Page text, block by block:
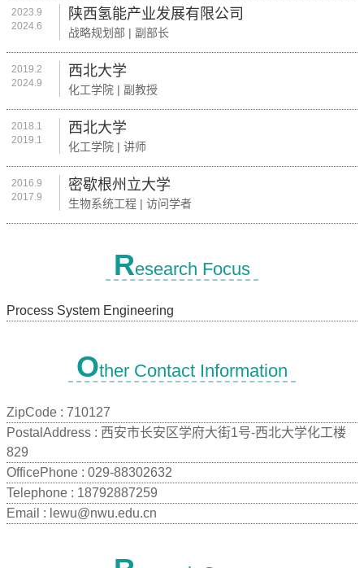
2023.9
2024.6
陕西氢能产业发展有限公司
战略规划部 | 副部长
2019.2
2024.9
西北大学
化工学院 | 副教授
2018.1
2019.1
西北大学
化工学院 | 讲师
2016.9
2017.9
密歇根州立大学
生物系统工程 | 访问学者
Research Focus
Process System Engineering
Other Contact Information
ZipCode : 710127
PostalAddress : 西安市长安区学府大街1号-西北大学化工楼
829
OfficePhone : 029-88302632
Telephone : 18792887259
Email : lewu@nwu.edu.cn